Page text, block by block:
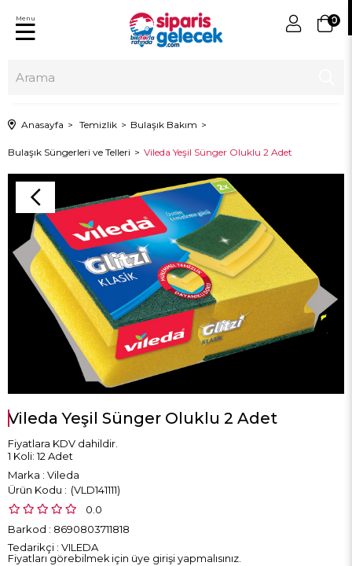
0
Menu
Anasayfa Temizlik Bulaşık Bakım
Bulaşık Süngerleri ve Telleri Vileda Yeşil Sünger Oluklu 2 Adet
Vileda Yeşil Sünger Oluklu 2 Adet
Fiyatlara KDV dahildir.
1 Koli: 12 Adet
Marka : Vileda
(VLD141111)
0.0
Barkod : 8690803711818
Tedarikçi : VILEDA
Fiyatları görebilmek için üye girişi yapmalısınız.